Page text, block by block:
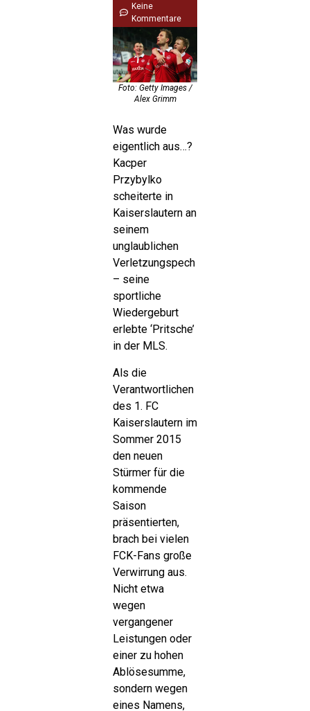
Keine
Kommentare
Foto: Getty Images /
Alex Grimm
Was wurde
eigentlich aus…?
Kacper
Przybylko
scheiterte in
Kaiserslautern an
seinem
unglaublichen
Verletzungspech
– seine
sportliche
Wiedergeburt
erlebte ‘Pritsche’
in der MLS.
Als die
Verantwortlichen
des 1. FC
Kaiserslautern im
Sommer 2015
den neuen
Stürmer für die
kommende
Saison
präsentierten,
brach bei vielen
FCK-Fans große
Verwirrung aus.
Nicht etwa
wegen
vergangener
Leistungen oder
einer zu hohen
Ablösesumme,
sondern wegen
eines Namens,